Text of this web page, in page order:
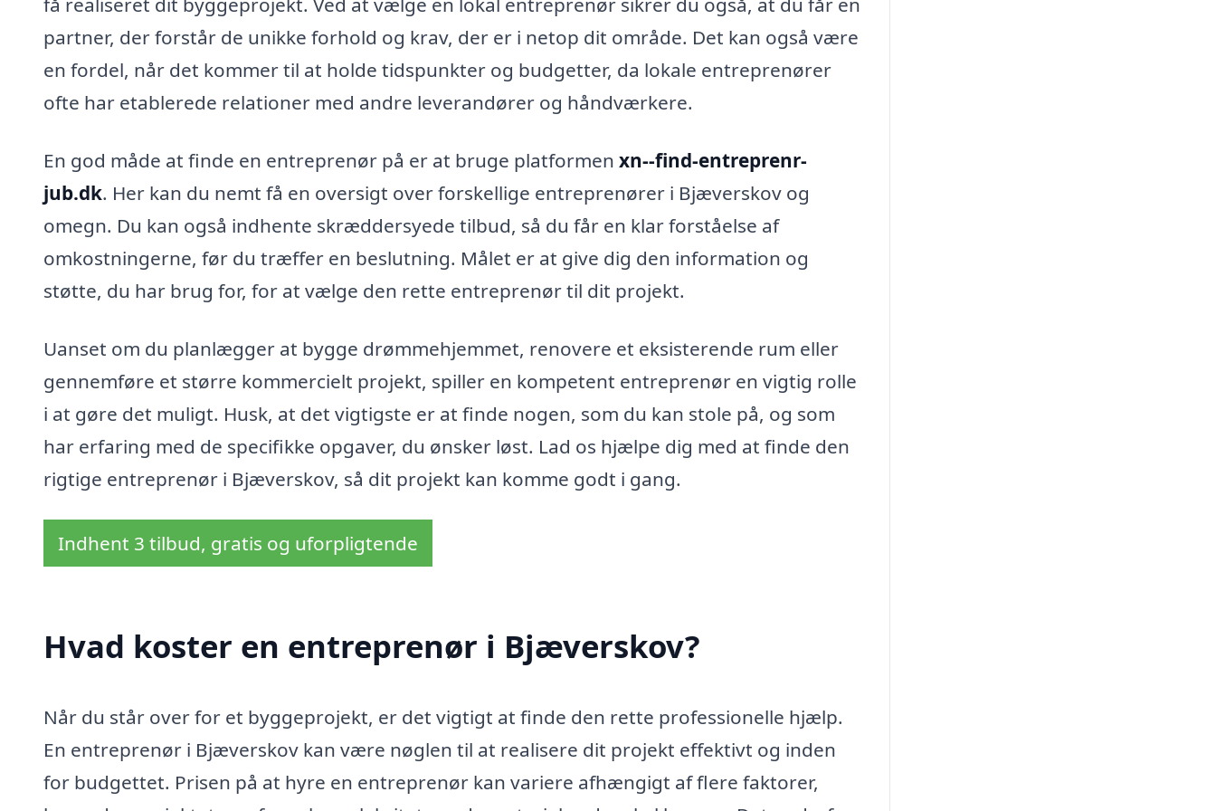
partner, der forstår de unikke forhold og krav, der er i netop dit område. Det kan også være
en fordel, når det kommer til at holde tidspunkter og budgetter, da lokale entreprenører
ofte har etablerede relationer med andre leverandører og håndværkere.
En god måde at finde en entreprenør på er at bruge platformen xn--find-entreprenr-
jub.dk. Her kan du nemt få en oversigt over forskellige entreprenører i Bjæverskov og
omegn. Du kan også indhente skræddersyede tilbud, så du får en klar forståelse af
omkostningerne, før du træffer en beslutning. Målet er at give dig den information og
støtte, du har brug for, for at vælge den rette entreprenør til dit projekt.
Uanset om du planlægger at bygge drømmehjemmet, renovere et eksisterende rum eller
gennemføre et større kommercielt projekt, spiller en kompetent entreprenør en vigtig rolle
i at gøre det muligt. Husk, at det vigtigste er at finde nogen, som du kan stole på, og som
har erfaring med de specifikke opgaver, du ønsker løst. Lad os hjælpe dig med at finde den
rigtige entreprenør i Bjæverskov, så dit projekt kan komme godt i gang.
Indhent 3 tilbud, gratis og uforpligtende
Hvad koster en entreprenør i Bjæverskov?
Når du står over for et byggeprojekt, er det vigtigt at finde den rette professionelle hjælp.
En entreprenør i Bjæverskov kan være nøglen til at realisere dit projekt effektivt og inden
for budgettet. Prisen på at hyre en entreprenør kan variere afhængigt af flere faktorer,